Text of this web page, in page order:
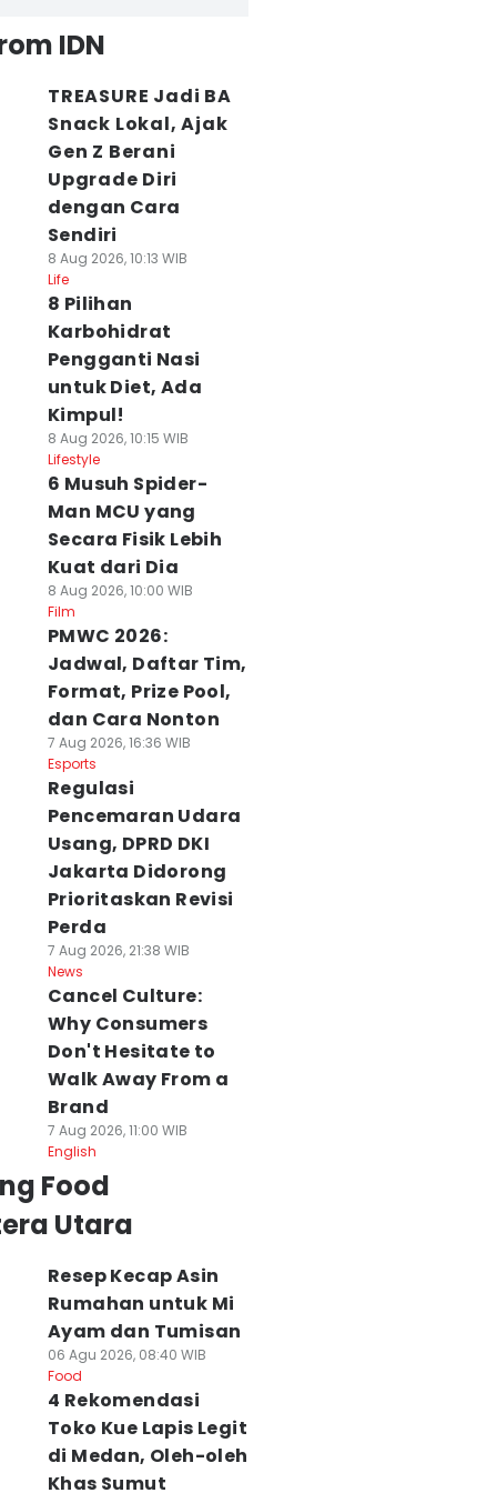
IDN
TREASURE Jadi BA
Snack Lokal, Ajak
Gen Z Berani
Upgrade Diri
dengan Cara
Sendiri
8 Aug 2026, 10:13 WIB
Life
8 Pilihan
Karbohidrat
Pengganti Nasi
untuk Diet, Ada
Kimpul!
8 Aug 2026, 10:15 WIB
Lifestyle
6 Musuh Spider-
Man MCU yang
Secara Fisik Lebih
Kuat dari Dia
8 Aug 2026, 10:00 WIB
Film
PMWC 2026:
Jadwal, Daftar Tim,
Format, Prize Pool,
dan Cara Nonton
7 Aug 2026, 16:36 WIB
Esports
Regulasi
Pencemaran Udara
Usang, DPRD DKI
Jakarta Didorong
Prioritaskan Revisi
Perda
7 Aug 2026, 21:38 WIB
News
Cancel Culture:
Why Consumers
Don't Hesitate to
Walk Away From a
Brand
7 Aug 2026, 11:00 WIB
English
Food
Utara
Resep Kecap Asin
Rumahan untuk Mi
Ayam dan Tumisan
06 Agu 2026, 08:40 WIB
Food
4 Rekomendasi
Toko Kue Lapis Legit
di Medan, Oleh-oleh
Khas Sumut